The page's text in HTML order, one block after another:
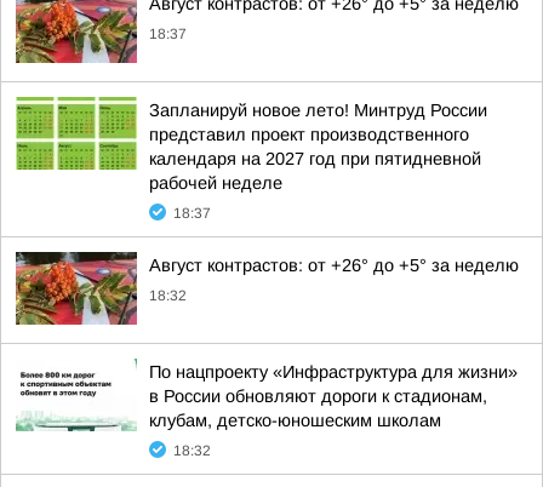
18:37
Запланируй новое лето! Минтруд России
представил проект производственного
календаря на 2027 год при пятидневной
рабочей неделе
18:37
Август контрастов: от +26° до +5° за неделю
18:32
По нацпроекту «Инфраструктура для жизни»
в России обновляют дороги к стадионам,
клубам, детско-юношеским школам
18:32